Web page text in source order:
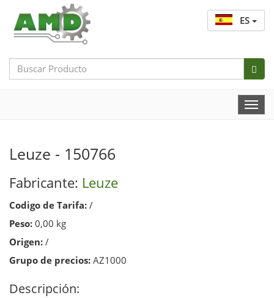
ES
Search
Bar
Leuze - 150766
Fabricante: Leuze
Codigo de Tarifa: /
Peso: 0,00 kg
Origen: /
Grupo de precios: AZ1000
Descripción: